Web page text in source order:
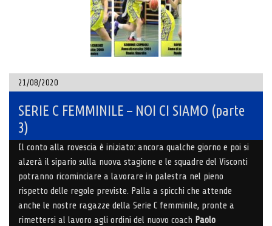
21/08/2020
SERIE C FEMMINILE – NOI CI SIAMO (parte
3)
Il conto alla rovescia è iniziato: ancora qualche giorno e poi si
alzerà il sipario sulla nuova stagione e le squadre del Visconti
potranno ricominciare a lavorare in palestra nel pieno
rispetto delle regole previste. Palla a spicchi che attende
anche le nostre ragazze della Serie C femminile, pronte a
rimettersi al lavoro agli ordini del nuovo coach Paolo